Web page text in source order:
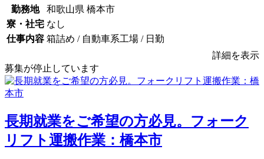
勤務地
和歌山県 橋本市
寮・社宅 なし
仕事内容 箱詰め / 自動車系工場 / 日勤
詳細を表示
募集が停止しています
長期就業をご希望の方必見。フォーク
リフト運搬作業：橋本市